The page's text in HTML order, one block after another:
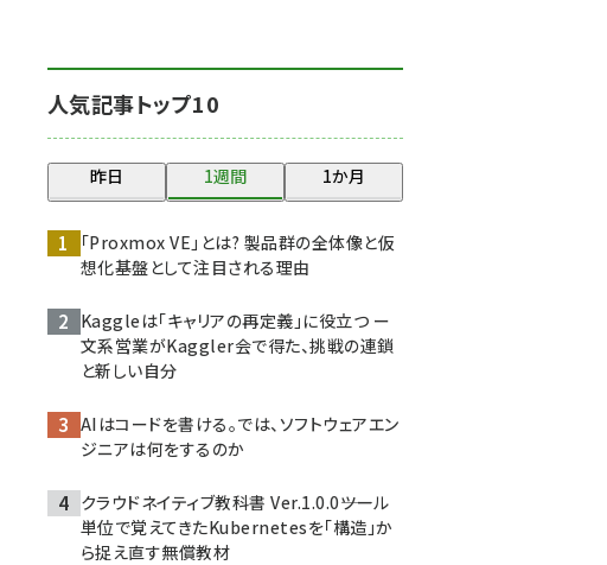
drupal (1940)
genai (1473)
ai crunch (1347)
人気記事トップ10
昨日 1週間 1か月
「Proxmox VE」とは? 製品群の全体像と仮
想化基盤として注目される理由
Kaggleは「キャリアの再定義」に役立つ ー
文系営業がKaggler会で得た、挑戦の連鎖
と新しい自分
AIはコードを書ける。では、ソフトウェアエン
ジニアは何をするのか
クラウドネイティブ教科書 Ver.1.0.0――ツール
単位で覚えてきたKubernetesを「構造」か
ら捉え直す無償教材